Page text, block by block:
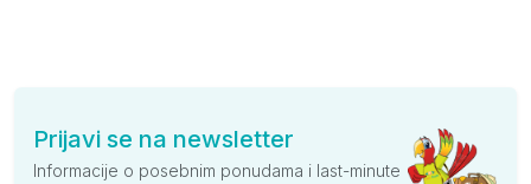
Prijavi se na newsletter
Informacije o posebnim ponudama i last-minute